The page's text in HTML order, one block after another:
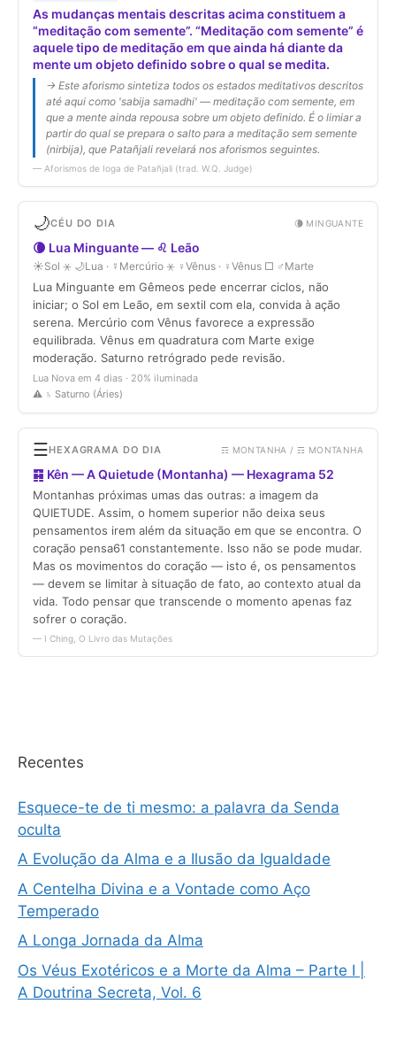
Recentes
Esquece-te de ti mesmo: a palavra da Senda
oculta
A Evolução da Alma e a Ilusão da Igualdade
A Centelha Divina e a Vontade como Aço
Temperado
A Longa Jornada da Alma
Os Véus Exotéricos e a Morte da Alma – Parte I |
A Doutrina Secreta, Vol. 6